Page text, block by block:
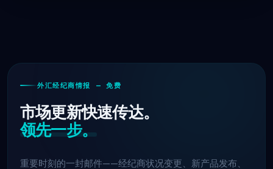
外汇经纪商情报 — 免费
市场更新快速传达。
领先一步。
重要时刻的一封邮件——经纪商状况变更、新产品发布、